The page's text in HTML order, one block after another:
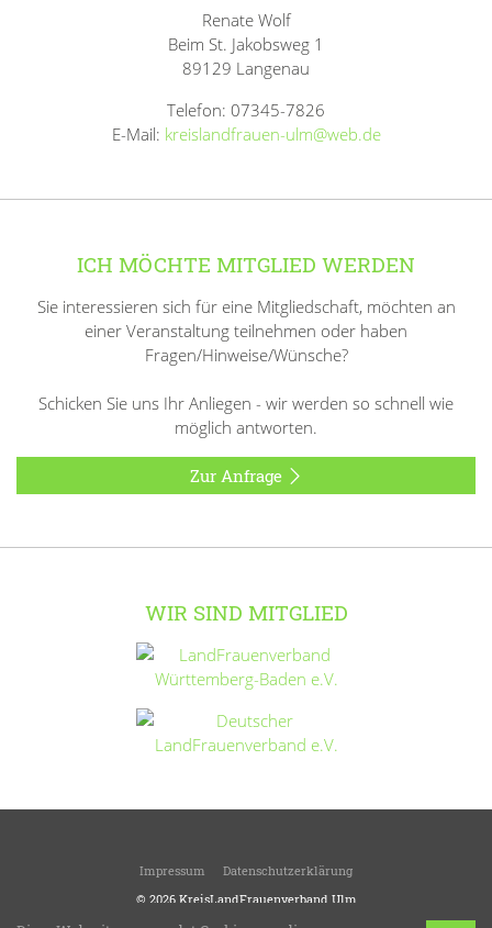
Renate Wolf
Beim St. Jakobsweg 1
89129 Langenau
Telefon: 07345-7826
E-Mail: kreislandfrauen-ulm@web.de
ICH MÖCHTE MITGLIED WERDEN
Sie interessieren sich für eine Mitgliedschaft, möchten an
einer Veranstaltung teilnehmen oder haben
Fragen/Hinweise/Wünsche?
Schicken Sie uns Ihr Anliegen - wir werden so schnell wie
möglich antworten.
Zur Anfrage
WIR SIND MITGLIED
Impressum
Datenschutzerklärung
© 2026 KreisLandFrauenverband Ulm